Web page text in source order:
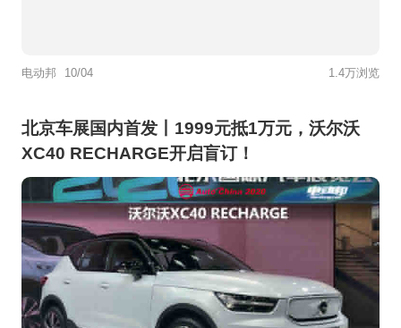
电动邦 10/04 1.4万浏览
北京车展国内首发丨1999元抵1万元，沃尔沃
XC40 RECHARGE开启盲订！